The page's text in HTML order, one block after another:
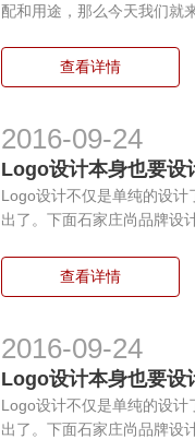
配和用途，那么今天我们就
查看详情
2016-09-24
Logo设计本身也要
Logo设计不仅是单纯的设
出了。下面石家庄尚品牌
查看详情
2016-09-24
Logo设计本身也要
Logo设计不仅是单纯的设
出了。下面石家庄尚品牌